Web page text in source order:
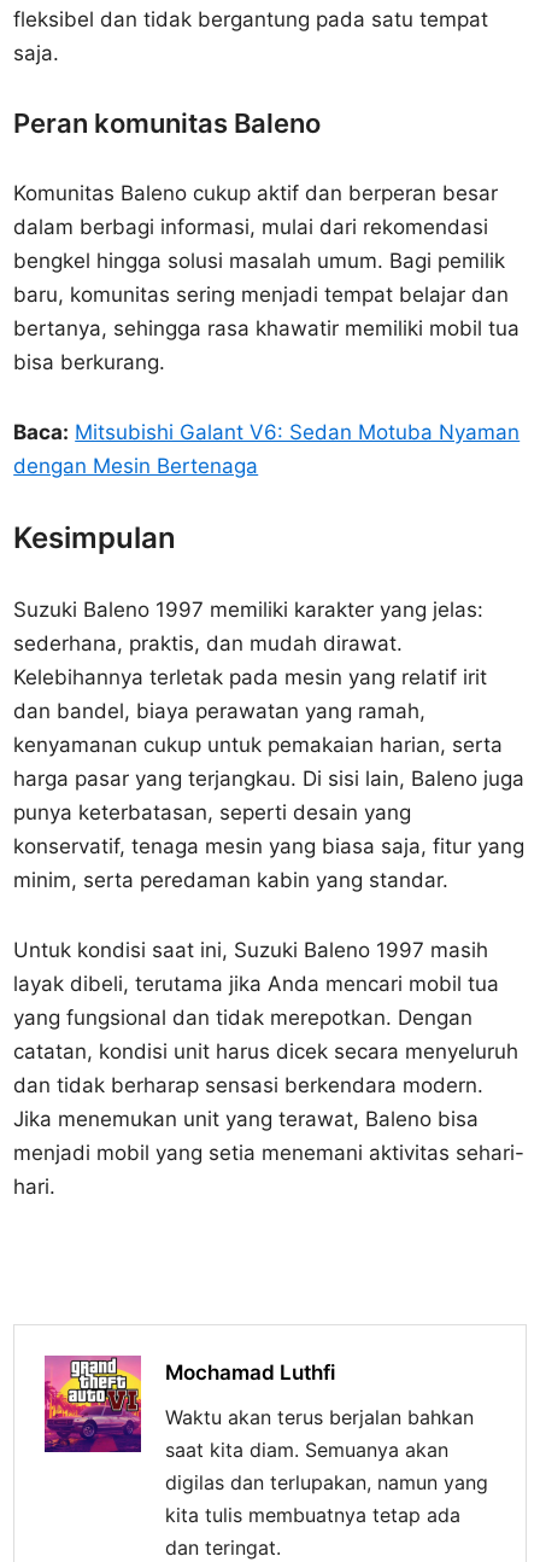
fleksibel dan tidak bergantung pada satu tempat
saja.
Peran komunitas Baleno
Komunitas Baleno cukup aktif dan berperan besar
dalam berbagi informasi, mulai dari rekomendasi
bengkel hingga solusi masalah umum. Bagi pemilik
baru, komunitas sering menjadi tempat belajar dan
bertanya, sehingga rasa khawatir memiliki mobil tua
bisa berkurang.
Baca: Mitsubishi Galant V6: Sedan Motuba Nyaman
dengan Mesin Bertenaga
Kesimpulan
Suzuki Baleno 1997 memiliki karakter yang jelas:
sederhana, praktis, dan mudah dirawat.
Kelebihannya terletak pada mesin yang relatif irit
dan bandel, biaya perawatan yang ramah,
kenyamanan cukup untuk pemakaian harian, serta
harga pasar yang terjangkau. Di sisi lain, Baleno juga
punya keterbatasan, seperti desain yang
konservatif, tenaga mesin yang biasa saja, fitur yang
minim, serta peredaman kabin yang standar.
Untuk kondisi saat ini, Suzuki Baleno 1997 masih
layak dibeli, terutama jika Anda mencari mobil tua
yang fungsional dan tidak merepotkan. Dengan
catatan, kondisi unit harus dicek secara menyeluruh
dan tidak berharap sensasi berkendara modern.
Jika menemukan unit yang terawat, Baleno bisa
menjadi mobil yang setia menemani aktivitas sehari-
hari.
Mochamad Luthfi
Waktu akan terus berjalan bahkan
saat kita diam. Semuanya akan
digilas dan terlupakan, namun yang
kita tulis membuatnya tetap ada
dan teringat.